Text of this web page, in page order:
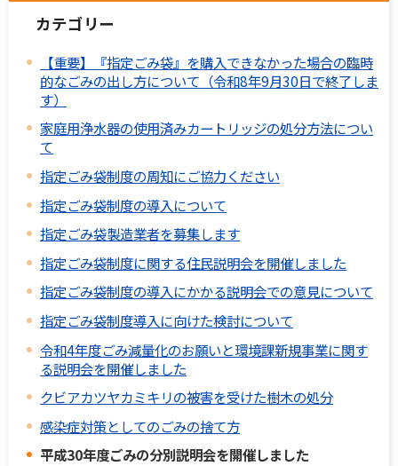
カテゴリー
【重要】『指定ごみ袋』を購入できなかった場合の臨時
的なごみの出し方について（令和8年9月30日で終了しま
す）
家庭用浄水器の使用済みカートリッジの処分方法につい
て
指定ごみ袋制度の周知にご協力ください
指定ごみ袋制度の導入について
指定ごみ袋製造業者を募集します
指定ごみ袋制度に関する住民説明会を開催しました
指定ごみ袋制度の導入にかかる説明会での意見について
指定ごみ袋制度導入に向けた検討について
令和4年度ごみ減量化のお願いと環境課新規事業に関す
る説明会を開催しました
クビアカツヤカミキリの被害を受けた樹木の処分
感染症対策としてのごみの捨て方
平成30年度ごみの分別説明会を開催しました